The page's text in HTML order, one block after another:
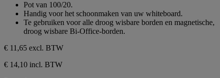
sterren.
Pot van 100/20.
Handig voor het schoonmaken van uw whiteboard.
Te gebruiken voor alle droog wisbare borden en magnetische,
droog wisbare Bi-Office-borden.
€ 11,65 excl. BTW
€ 14,10 incl. BTW